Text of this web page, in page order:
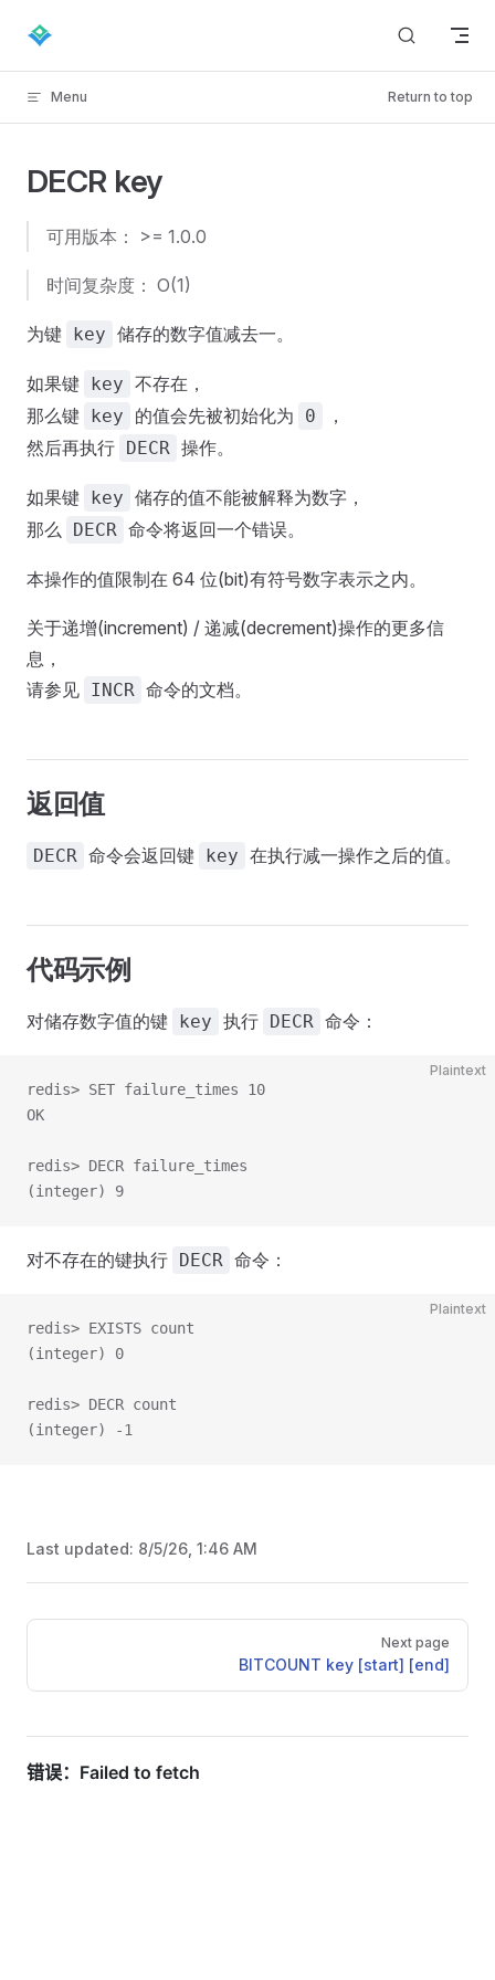
Skip to content
Menu Return to top
DECR key
可用版本： >= 1.0.0
时间复杂度： O(1)
为键 key 储存的数字值减去一。
如果键 key 不存在，
那么键 key 的值会先被初始化为 0
，
然后再执行 DECR 操作。
如果键 key 储存的值不能被解释为数字，
那么
DECR 命令将返回一个错误。
本操作的值限制在 64 位(bit)有符号数字表示之内。
关于递增(increment) / 递减(decrement)操作的更多信
息，
请参见 INCR 命令的文档。
返回值
DECR 命令会返回键 key 在执行减一操作之后的值。
代码示例
对储存数字值的键 key 执行 DECR 命令：
Plaintext
redis> SET failure_times 10
OK
redis> DECR failure_times
(integer) 9
对不存在的键执行 DECR 命令：
Plaintext
redis> EXISTS count
(integer) 0
redis> DECR count
(integer) -1
Last updated: 8/5/26, 1:46 AM
Pager
Next page
BITCOUNT key [start] [end]